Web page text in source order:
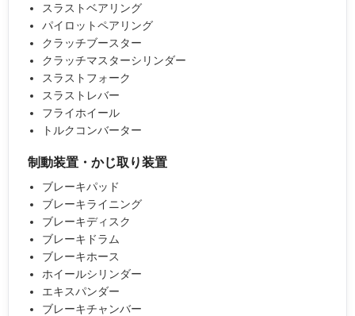
スラストベアリング
パイロットペアリング
クラッチブースター
クラッチマスターシリンダー
スラストフォーク
スラストレバー
フライホイール
トルクコンバーター
制動装置・かじ取り装置
ブレーキパッド
ブレーキライニング
ブレーキディスク
ブレーキドラム
ブレーキホース
ホイールシリンダー
エキスパンダー
ブレーキチャンバー